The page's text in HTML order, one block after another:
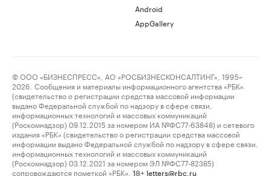
Android
AppGallery
© ООО «БИЗНЕСПРЕСС», АО «РОСБИЗНЕСКОНСАЛТИНГ», 1995–
2026. Сообщения и материалы информационного агентства «РБК»
(свидетельство о регистрации средства массовой информации
выдано Федеральной службой по надзору в сфере связи,
информационных технологий и массовых коммуникаций
(Роскомнадзор) 09.12.2015 за номером ИА №ФС77-63848) и сетевого
издания «РБК» (свидетельство о регистрации средства массовой
информации выдано Федеральной службой по надзору в сфере связи,
информационных технологий и массовых коммуникаций
(Роскомнадзор) 03.12.2021 за номером ЭЛ №ФС77-82385)
сопровождаются пометкой «РБК».
18+ letters@rbc.ru